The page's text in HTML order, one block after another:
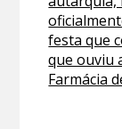
festa que
que ouviu
Farmácia